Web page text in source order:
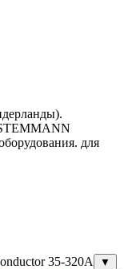
для
35-320А ▼